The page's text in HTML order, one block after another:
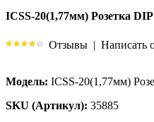
ICSS-20(1,77мм) Розетка DIP
Отзывы | Написать
Модель: ICSS-20(1,77мм)
SKU (Артикул): 35885